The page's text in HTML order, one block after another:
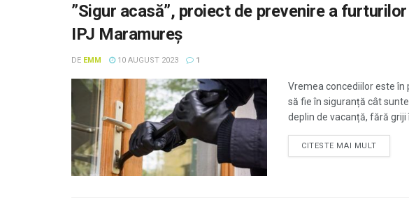
”Sigur acasă”, proiect de prevenire a
IPJ Maramureş
DE EMM 10 AUGUST 2023 1
Vremea concediilor este în
să fie în siguranță cât
deplin de vacanță, fără griji
CITESTE MAI MULT